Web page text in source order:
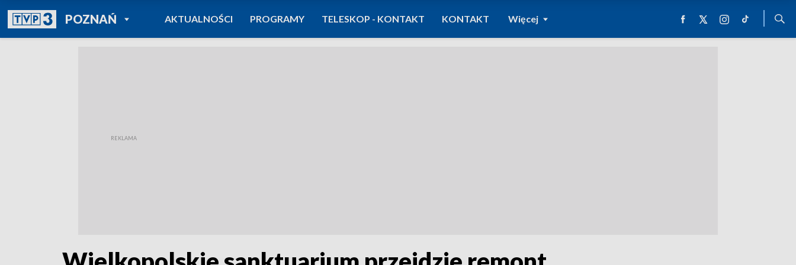
POZNAŃPOWRÓT DO
TVP REGIONY
AKTUALNOŚCI PROGRAMY TELESKOP - KONTAKT KONTAKT Więcej